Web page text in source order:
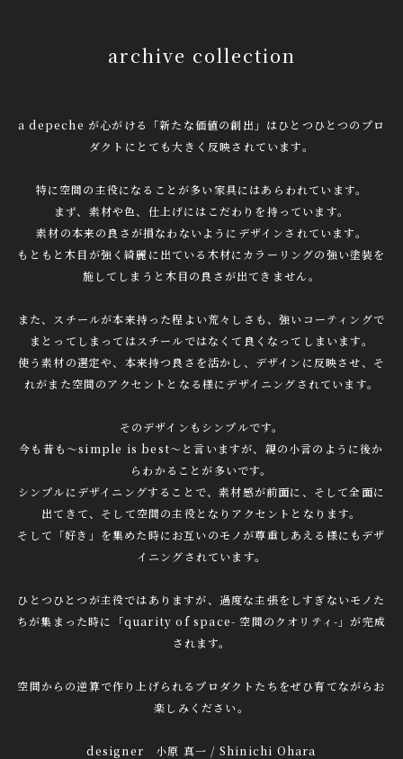
archive collection
a depeche が心がける「新たな価値の創出」はひとつひとつのプロ
ダクトにとても大きく反映されています。
特に空間の主役になることが多い家具にはあらわれています。
まず、素材や色、仕上げにはこだわりを持っています。
素材の本来の良さが損なわないようにデザインされています。
もともと木目が強く綺麗に出ている木材にカラーリングの強い塗装を
施してしまうと木目の良さが出てきません。
また、スチールが本来持った程よい荒々しさも、強いコーティングで
まとってしまってはスチールではなくて良くなってしまいます。
使う素材の選定や、本来持つ良さを活かし、デザインに反映させ、そ
れがまた空間のアクセントとなる様にデザイニングされています。
そのデザインもシンプルです。
今も昔も〜simple is best〜と言いますが、親の小言のように後か
らわかることが多いです。
シンプルにデザイニングすることで、素材感が前面に、そして全面に
出てきて、そして空間の主役となりアクセントとなります。
そして「好き」を集めた時にお互いのモノが尊重しあえる様にもデザ
イニングされています。
ひとつひとつが主役ではありますが、過度な主張をしすぎないモノた
ちが集まった時に「quarity of space- 空間のクオリティ-」が完成
されます。
空間からの逆算で作り上げられるプロダクトたちをぜひ育てながらお
楽しみください。
designer 小原 真一 / Shinichi Ohara